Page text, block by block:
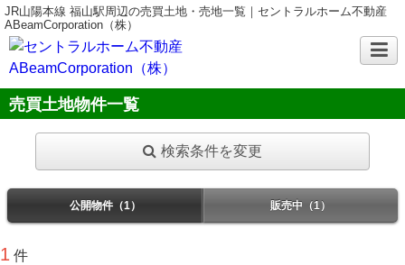
JR山陽本線 福山駅周辺の売買土地・売地一覧｜セントラルホーム不動産
ABeamCorporation（株）
売買土地物件一覧
検索条件を変更
公開物件（1） 販売中（1）
1 件